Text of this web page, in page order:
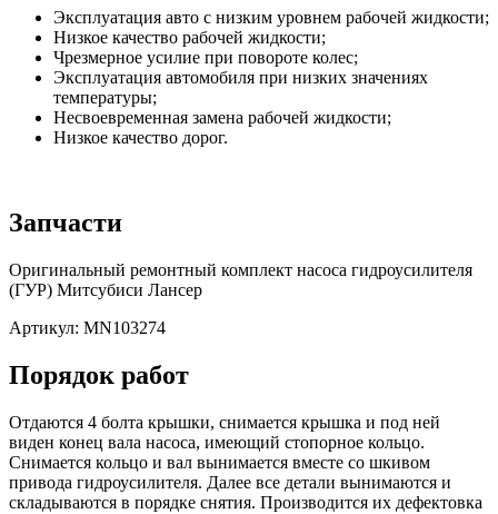
Эксплуатация авто с низким уровнем рабочей жидкости;
Низкое качество рабочей жидкости;
Чрезмерное усилие при повороте колес;
Эксплуатация автомобиля при низких значениях
температуры;
Несвоевременная замена рабочей жидкости;
Низкое качество дорог.
Запчасти
Оригинальный ремонтный комплект насоса гидроусилителя
(ГУР) Митсубиси Лансер
Артикул: MN103274
Порядок работ
Отдаются 4 болта крышки, снимается крышка и под ней
виден конец вала насоса, имеющий стопорное кольцо.
Снимается кольцо и вал вынимается вместе со шкивом
привода гидроусилителя. Далее все детали вынимаются и
складываются в порядке снятия. Производится их дефектовка